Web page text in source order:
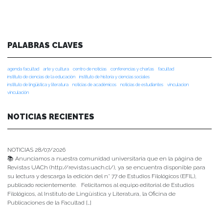
PALABRAS CLAVES
agenda facultad arte y cultura centro de noticias conferencias y charlas
facultad
instituto de ciencias de la educación
instituto de historia y ciencias sociales
instituto de lingüística y literatura
noticias de académicos noticias de estudiantes
vinculacion
vinculación
NOTICIAS RECIENTES
NOTICIAS 28/07/2026
📚 Anunciamos a nuestra comunidad universitaria que en la página de
Revistas UACh (http://revistas.uach.cl/), ya se encuentra disponible para
su lectura y descarga la edición del n° 77 de Estudios Filológicos (EFIL),
publicado recientemente. Felicitamos al equipo editorial de Estudios
Filológicos, al Instituto de Lingüística y Literatura, la Oficina de
Publicaciones de la Facultad […]